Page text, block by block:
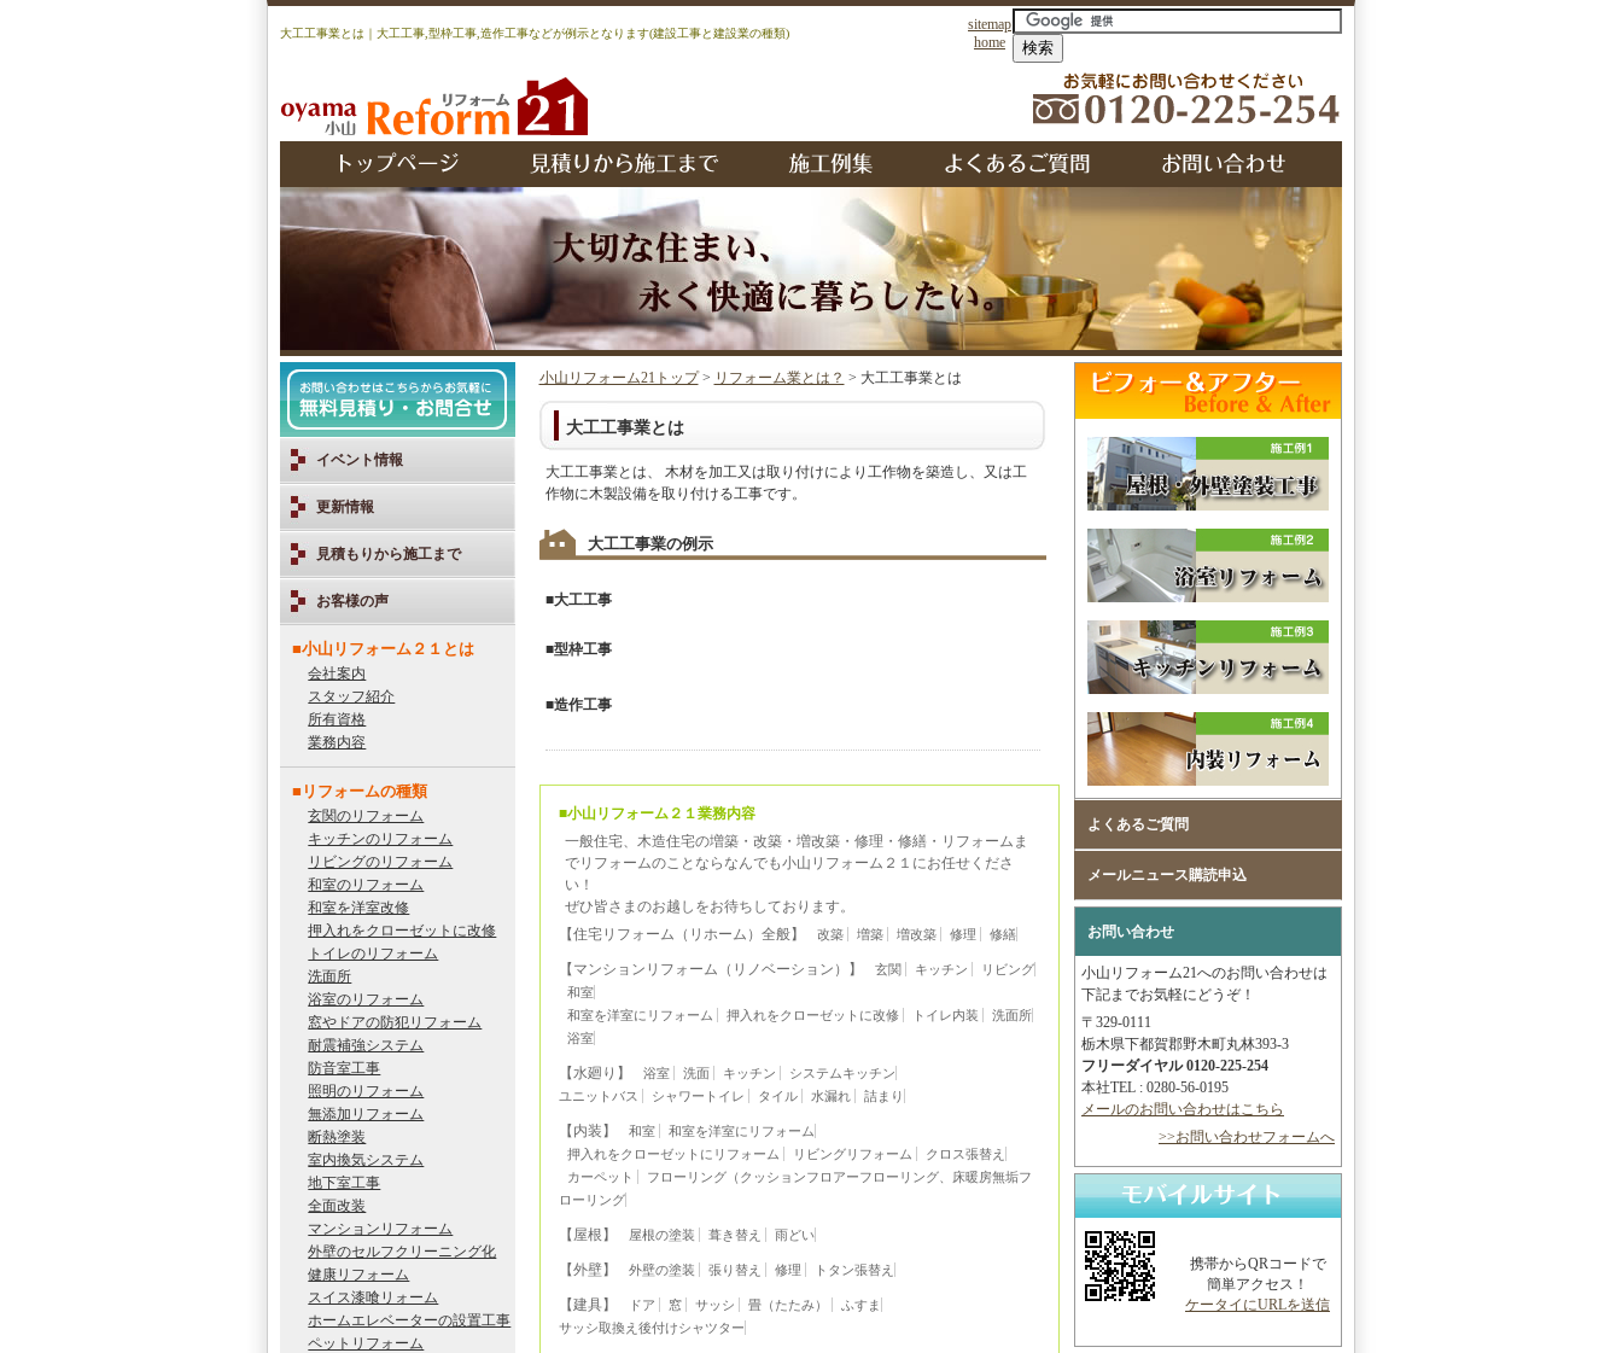
大工工事業とは｜大工工事,型枠工事,造作工事などが例示となります(建設工事と建設業の種類)
sitemap
home
イベント情報
更新情報
見積もりから施工まで
お客様の声
■小山リフォーム２１とは
会社案内
スタッフ紹介
所有資格
業務内容
■リフォームの種類
玄関のリフォーム
キッチンのリフォーム
リビングのリフォーム
和室のリフォーム
和室を洋室改修
押入れをクローゼットに改修
トイレのリフォーム
洗面所
浴室のリフォーム
窓やドアの防犯リフォーム
耐震補強システム
防音室工事
照明のリフォーム
無添加リフォーム
断熱塗装
室内換気システム
地下室工事
全面改装
マンションリフォーム
外壁のセルフクリーニング化
健康リフォーム
スイス漆喰リォーム
ホームエレベーターの設置工事
ペットリフォーム
小山リフォーム21トップ> リフォーム業とは？ > 大工工事業とは
大工工事業とは
大工工事業とは、 木材を加工又は取り付けにより工作物を築造し、又は工
作物に木製設備を取り付ける工事です。
大工工事業の例示
■大工工事
■型枠工事
■造作工事
■小山リフォーム２１業務内容
一般住宅、木造住宅の増築・改築・増改築・修理・修繕・リフォームま
でリフォームのことならなんでも小山リフォーム２１にお任せくださ
い！
ぜひ皆さまのお越しをお待ちしております。
【住宅リフォーム（リホーム）全般】
改築 増築 増改築 修理 修繕
【マンションリフォーム（リノベーション）】 玄関 キッチン
リビング
和室
和室を洋室にリフォーム
押入れをクローゼットに改修 トイレ内装
洗面所
浴室
【水廻り】 浴室 洗面 キッチン
システムキッチン
ユニットバス
シャワートイレ タイル 水漏れ 詰まり
【内装】 和室
和室を洋室にリフォーム
押入れをクローゼットにリフォーム
リビングリフォーム
クロス張替え
カーペット
フローリング（クッションフロアーフローリング、床暖房無垢フ
ローリング
【屋根】 屋根の塗装 葺き替え 雨どい
【外壁】 外壁の塗装 張り替え 修理 トタン張替え
【建具】 ドア 窓 サッシ 畳（たたみ）
ふすま
サッシ取換え後付けシャツター
よくあるご質問
メールニュース購読申込
お問い合わせ
小山リフォーム21へのお問い合わせは
下記までお気軽にどうぞ！
〒329-0111
栃木県下都賀郡野木町丸林393-3
フリーダイヤル 0120-225-254
本社TEL : 0280-56-0195
メールのお問い合わせはこちら
>>お問い合わせフォームへ
携帯からQRコードで
簡単アクセス！
ケータイにURLを送信